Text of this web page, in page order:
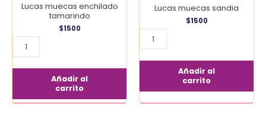
Lucas muecas enchilado
tamarindo
$1500
Añadir al
carrito
Lucas muecas sandia
$1500
Añadir al
carrito